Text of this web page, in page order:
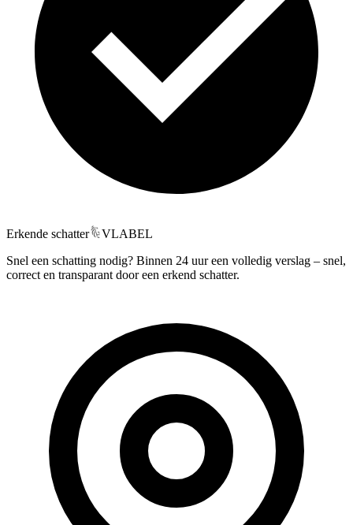
Erkende schatter
VLABEL
Snel een schatting nodig? Binnen 24 uur een volledig verslag – snel,
correct en transparant door een erkend schatter.